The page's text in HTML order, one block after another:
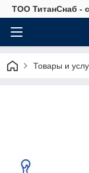
ТОО ТитанСнаб -
Товары и